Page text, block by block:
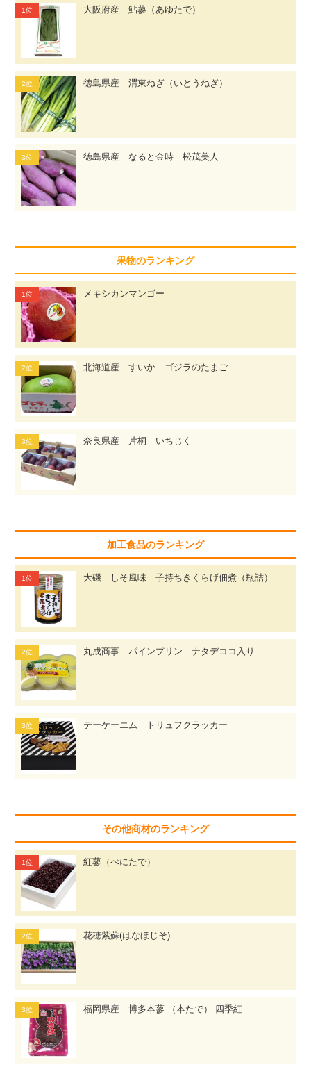
大阪府産 鮎蓼（あゆたで）
徳島県産 渭東ねぎ（いとうねぎ）
徳島県産 なると金時 松茂美人
果物のランキング
メキシカンマンゴー
北海道産 すいか ゴジラのたまご
奈良県産 片桐 いちじく
加工食品のランキング
大磯 しそ風味 子持ちきくらげ佃煮（瓶詰）
丸成商事 パインプリン ナタデココ入り
テーケーエム トリュフクラッカー
その他商材のランキング
紅蓼（べにたで）
花穂紫蘇(はなほじそ)
福岡県産 博多本蓼 （本たで） 四季紅